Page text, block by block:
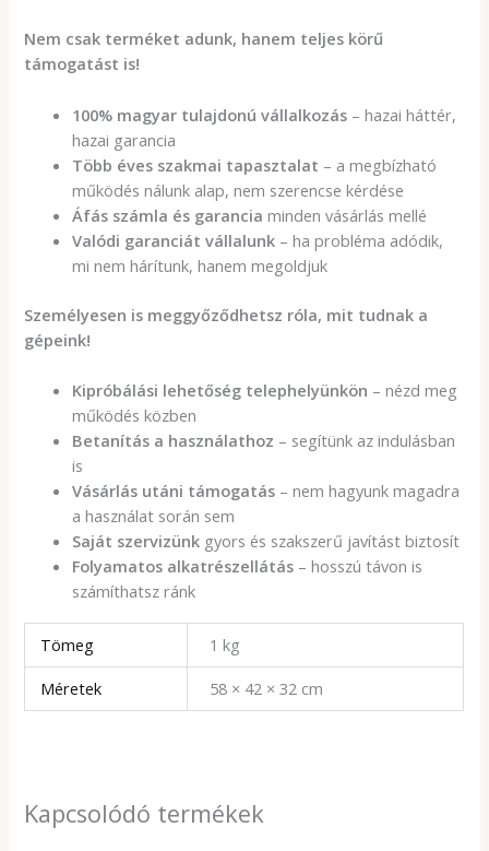
Nem csak terméket adunk, hanem teljes körű
támogatást is!
100% magyar tulajdonú vállalkozás – hazai háttér,
hazai garancia
Több éves szakmai tapasztalat – a megbízható
működés nálunk alap, nem szerencse kérdése
Áfás számla és garancia minden vásárlás mellé
Valódi garanciát vállalunk – ha probléma adódik,
mi nem hárítunk, hanem megoldjuk
Személyesen is meggyőződhetsz róla, mit tudnak a
gépeink!
Kipróbálási lehetőség telephelyünkön – nézd meg
működés közben
Betanítás a használathoz – segítünk az indulásban
is
Vásárlás utáni támogatás – nem hagyunk magadra
a használat során sem
Saját szervizünk gyors és szakszerű javítást biztosít
Folyamatos alkatrészellátás – hosszú távon is
számíthatsz ránk
Tömeg
1 kg
Méretek
58 × 42 × 32 cm
Kapcsolódó termékek